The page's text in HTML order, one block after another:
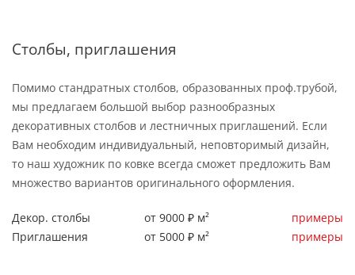
Столбы, приглашения
Помимо стандратных столбов, образованных проф.трубой,
мы предлагаем большой выбор разнообразных
декоративных столбов и лестничных приглашений. Если
Вам необходим индивидуальный, неповторимый дизайн,
то наш художник по ковке всегда сможет предложить Вам
множество вариантов оригинального оформления.
Декор. столбы от 9000 ₽ м²
примеры
Приглашения
от 5000 ₽ м² примеры